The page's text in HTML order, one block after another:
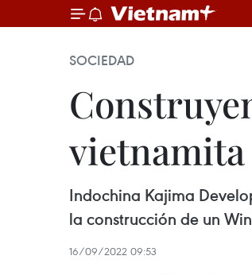
SOCIEDAD
vietnamita
Indochina Kajima
la construcción de un
16/09/2022 09:53